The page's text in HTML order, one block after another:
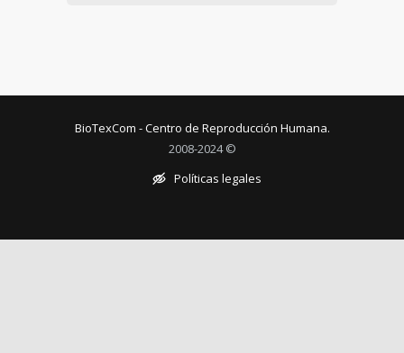
2008-2024 ©
BioTexCom - Centro de Reproducción Humana.
Políticas legales